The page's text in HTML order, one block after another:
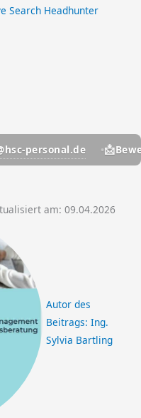
personal.de
am: 09.04.2026
Autor des
Beitrags: Ing.
Sylvia Bartling